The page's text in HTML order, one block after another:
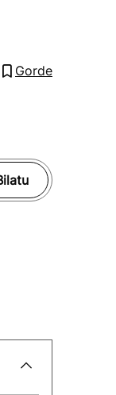
Azken berriak
Gorde